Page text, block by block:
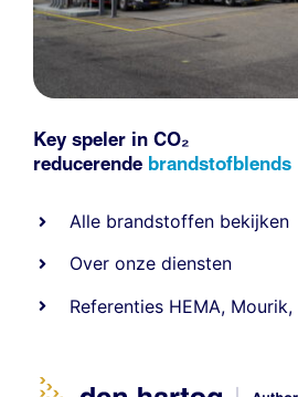
Key speler in CO₂
reducerende brandstofblends
Alle brandstoffen bekijken
Over onze diensten
Referenties HEMA, Mourik,